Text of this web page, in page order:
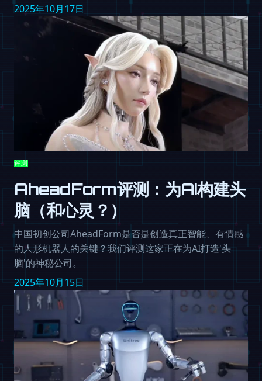
2025年10月17日
评测
AheadForm评测：为AI构建头
脑（和心灵？）
中国初创公司AheadForm是否是创造真正智能、有情感
的人形机器人的关键？我们评测这家正在为AI打造'头
脑'的神秘公司。
2025年10月15日